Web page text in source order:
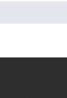
nên ưu tiên